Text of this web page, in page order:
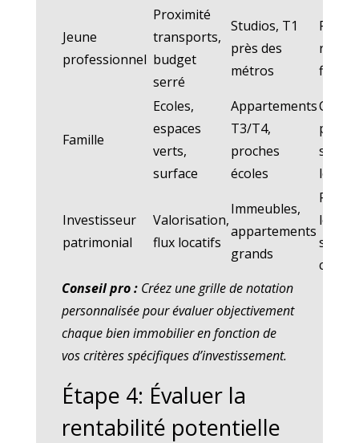
Jeune
professionnel
Proximité
transports,
budget
serré
Studios, T1
près des
métros
Famille
Ecoles,
espaces
verts,
surface
Appartements
T3/T4,
proches
écoles
Investisseur
patrimonial
Valorisation,
flux locatifs
Immeubles,
appartements
grands
long
capital
Conseil pro : Créez une grille de notation
personnalisée pour évaluer objectivement
chaque bien immobilier en fonction de
vos critères spécifiques d’investissement.
Étape 4: Évaluer la
rentabilité potentielle